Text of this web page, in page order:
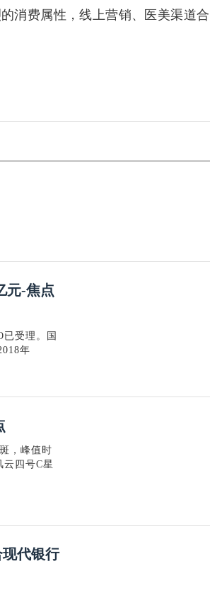
消费属性，线上营销、医美渠道合
元-焦点
受理。国
年
，峰值时
云四号C星
代银行